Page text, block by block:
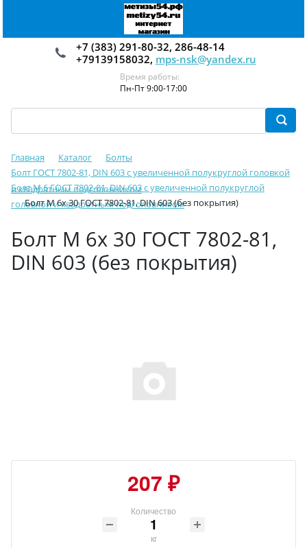
+7 (383) 291-80-32, 286-48-14
+79139158032, mps-nsk@yandex.ru
Время работы:
Пн-Пт 9:00-17:00
Главная Каталог
Болты
Болт ГОСТ 7802-81, DIN 603 с увеличенной полукруглой головкой
и квадратным подголовником
Болт М 6 ГОСТ 7802-81, DIN 603 с увеличенной полукруглой
головкой и квадратным подголовником
Болт М 6х 30 ГОСТ 7802-81, DIN 603 (без покрытия)
Болт М 6х 30 ГОСТ 7802-81,
DIN 603 (без покрытия)
207 ₽
Количество
кг